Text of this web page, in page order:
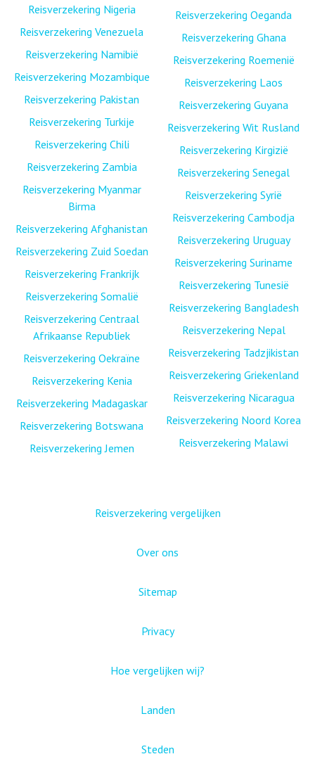
Reisverzekering Nigeria
Reisverzekering Venezuela
Reisverzekering Namibië
Reisverzekering Mozambique
Reisverzekering Pakistan
Reisverzekering Turkije
Reisverzekering Chili
Reisverzekering Zambia
Reisverzekering Myanmar
Birma
Reisverzekering Afghanistan
Reisverzekering Zuid Soedan
Reisverzekering Frankrijk
Reisverzekering Somalië
Reisverzekering Centraal
Afrikaanse Republiek
Reisverzekering Oekraïne
Reisverzekering Kenia
Reisverzekering Madagaskar
Reisverzekering Botswana
Reisverzekering Jemen
Reisverzekering Oeganda
Reisverzekering Ghana
Reisverzekering Roemenië
Reisverzekering Laos
Reisverzekering Guyana
Reisverzekering Wit Rusland
Reisverzekering Kirgizië
Reisverzekering Senegal
Reisverzekering Syrië
Reisverzekering Cambodja
Reisverzekering Uruguay
Reisverzekering Suriname
Reisverzekering Tunesië
Reisverzekering Bangladesh
Reisverzekering Nepal
Reisverzekering Tadzjikistan
Reisverzekering Griekenland
Reisverzekering Nicaragua
Reisverzekering Noord Korea
Reisverzekering Malawi
Reisverzekering vergelijken
Over ons
Sitemap
Privacy
Hoe vergelijken wij?
Landen
Steden